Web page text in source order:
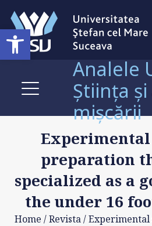
Deschide bara de unelte
Analele
Știința
mișcării
Experimental
preparation
specialized as a
the under 16
Home /Revista/